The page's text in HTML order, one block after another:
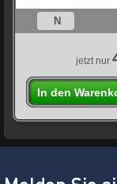
N
jetzt nur
In den